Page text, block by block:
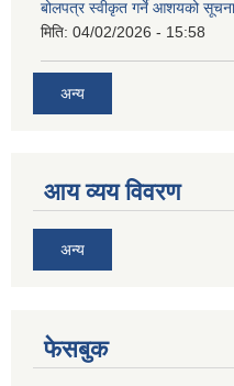
बोलपत्र स्वीकृत गर्ने आशयको
मिति: 04/02/2026 - 15:58
अन्य
आय व्यय विवरण
अन्य
फेसबुक